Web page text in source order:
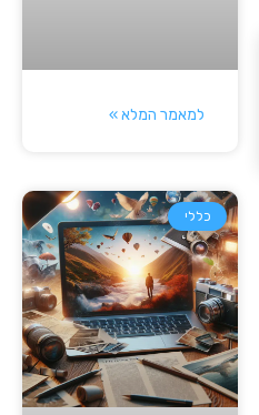
למאמר המלא »
כללי